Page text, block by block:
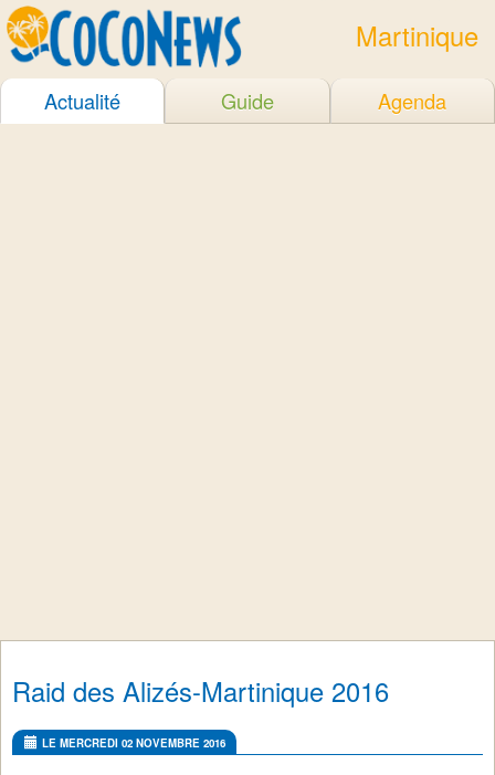
Martinique
Actualité Guide Agenda
Raid des Alizés-Martinique 2016
LE MERCREDI 02 NOVEMBRE 2016